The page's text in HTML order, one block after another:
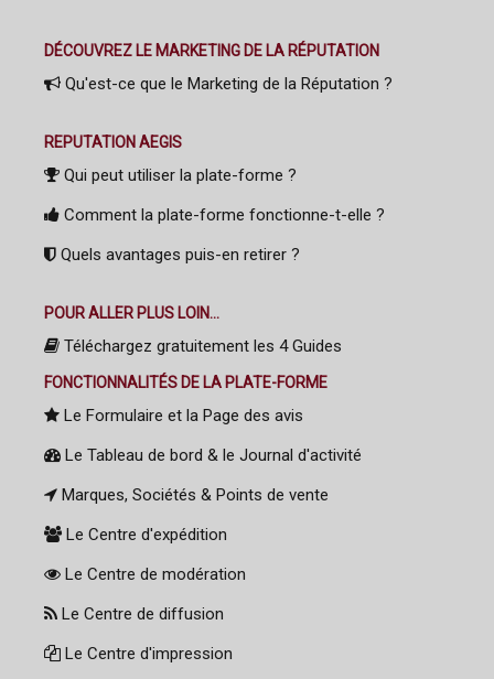
DÉCOUVREZ LE MARKETING DE LA RÉPUTATION
Qu'est-ce que le Marketing de la Réputation ?
REPUTATION AEGIS
Qui peut utiliser la plate-forme ?
Comment la plate-forme fonctionne-t-elle ?
Quels avantages puis-en retirer ?
POUR ALLER PLUS LOIN...
Téléchargez gratuitement les 4 Guides
FONCTIONNALITÉS DE LA PLATE-FORME
Le Formulaire et la Page des avis
Le Tableau de bord & le Journal d'activité
Marques, Sociétés & Points de vente
Le Centre d'expédition
Le Centre de modération
Le Centre de diffusion
Le Centre d'impression